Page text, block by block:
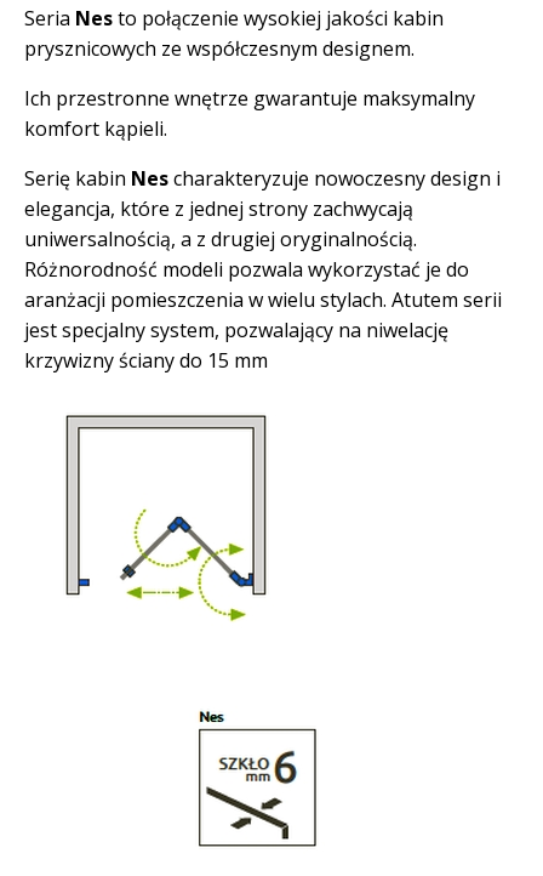
Seria Nesto połączenie wysokiej jakości kabin
prysznicowych ze współczesnym designem.
Ich przestronne wnętrze gwarantuje maksymalny
komfort kąpieli.
Serię kabin Nescharakteryzuje nowoczesny design i
elegancja, które z jednej strony zachwycają
uniwersalnością, a z drugiej oryginalnością.
Różnorodność modeli pozwala wykorzystać je do
aranżacji pomieszczenia w wielu stylach. Atutem serii
jest specjalny system, pozwalający na niwelację
krzywizny ściany do 15 mm